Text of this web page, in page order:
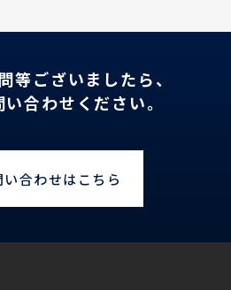
等ございましたら、
合わせください。
い合わせはこちら